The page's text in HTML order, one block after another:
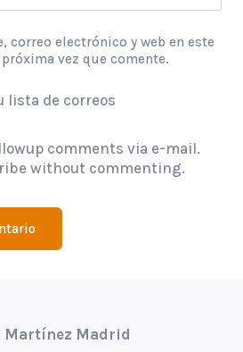
correo electrónico y web en este
vez que comente.
lista de correos
comments via e-mail.
without commenting.
Martínez Madrid